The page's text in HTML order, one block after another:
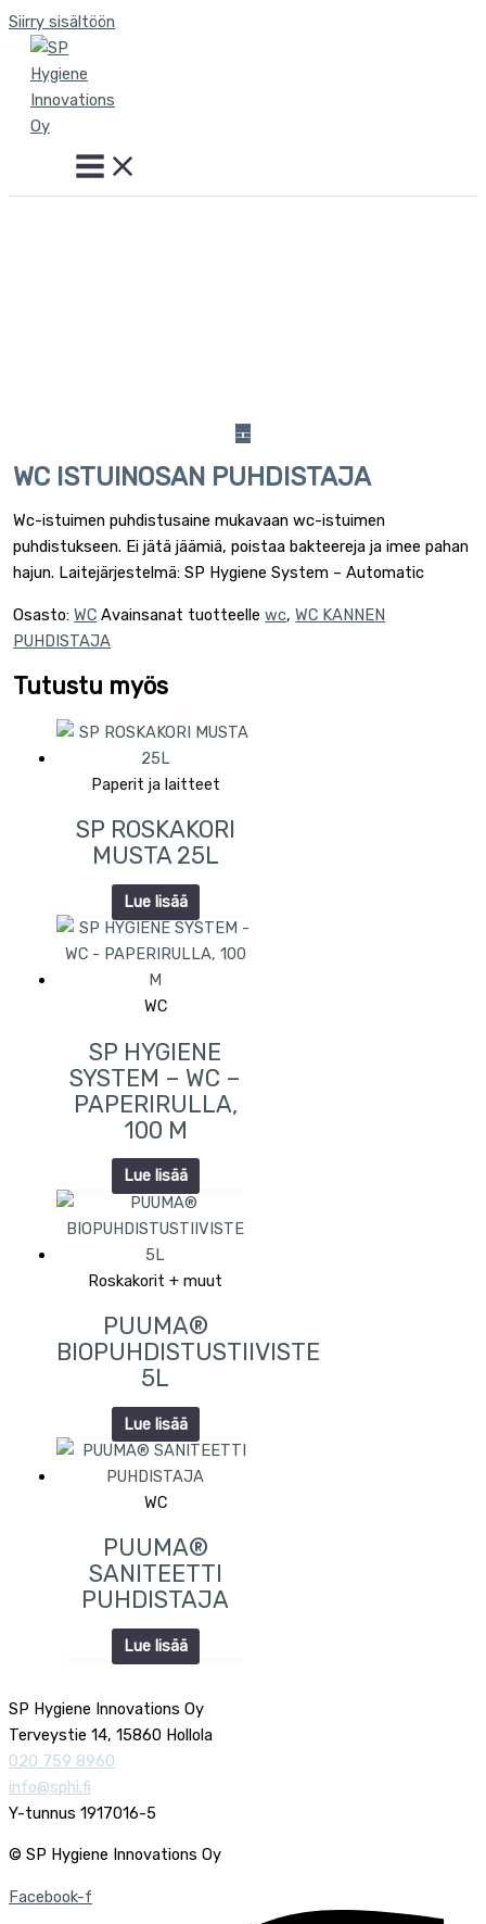
Siirry sisältöön
WC ISTUINOSAN PUHDISTAJA
Wc-istuimen puhdistusaine mukavaan wc-istuimen
puhdistukseen. Ei jätä jäämiä, poistaa bakteereja ja imee pahan
hajun. Laitejärjestelmä: SP Hygiene System – Automatic
Osasto:WC Avainsanat tuotteellewc,WC KANNEN
PUHDISTAJA
Tutustu myös
Paperit ja laitteet
SP ROSKAKORI
MUSTA 25L
Lue lisää
WC
SP HYGIENE
SYSTEM – WC –
PAPERIRULLA,
100 M
Lue lisää
Roskakorit + muut
PUUMA®
BIOPUHDISTUSTIIVISTE
5L
Lue lisää
WC
PUUMA®
SANITEETTI
PUHDISTAJA
Lue lisää
SP Hygiene Innovations Oy
Terveystie 14, 15860 Hollola
020 759 8960
info@sphi.fi
Y-tunnus 1917016-5
© SP Hygiene Innovations Oy
Facebook-f